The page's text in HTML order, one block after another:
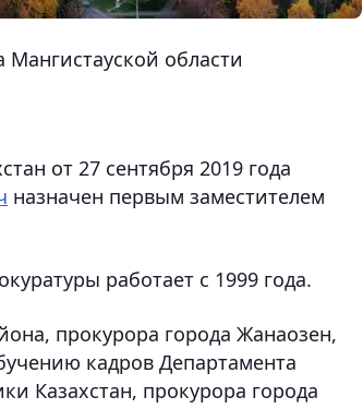
области
от 27 сентября 2019 года
назначен первым заместителем
работает с 1999 года.
прокурора города Жанаозен,
кадров Департамента
Казахстан, прокурора города